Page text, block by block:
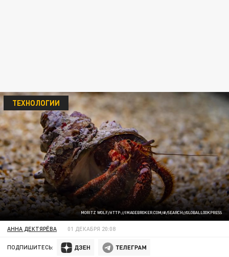
MORITZ WOLF/HTTP://IMAGEBROKER.COM/#/SEARCH//GLOBALLOOKPRESS
ТЕХНОЛОГИИ
АННА ДЕКТЯРЁВА 01 ДЕКАБРЯ 20:08
ПОДПИШИТЕСЬ: